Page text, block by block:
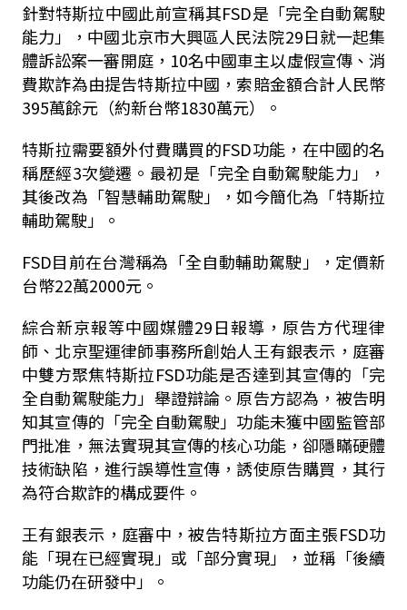
針對特斯拉中國此前宣稱其FSD是「完全自動駕駛
能力」，中國北京市大興區人民法院29日就一起集
體訴訟案一審開庭，10名中國車主以虛假宣傳、消
費欺詐為由提告特斯拉中國，索賠金額合計人民幣
395萬餘元（約新台幣1830萬元）。
特斯拉需要額外付費購買的FSD功能，在中國的名
稱歷經3次變遷。最初是「完全自動駕駛能力」，
其後改為「智慧輔助駕駛」，如今簡化為「特斯拉
輔助駕駛」。
FSD目前在台灣稱為「全自動輔助駕駛」，定價新
台幣22萬2000元。
綜合新京報等中國媒體29日報導，原告方代理律
師、北京聖運律師事務所創始人王有銀表示，庭審
中雙方聚焦特斯拉FSD功能是否達到其宣傳的「完
全自動駕駛能力」舉證辯論。原告方認為，被告明
知其宣傳的「完全自動駕駛」功能未獲中國監管部
門批准，無法實現其宣傳的核心功能，卻隱瞞硬體
技術缺陷，進行誤導性宣傳，誘使原告購買，其行
為符合欺詐的構成要件。
王有銀表示，庭審中，被告特斯拉方面主張FSD功
能「現在已經實現」或「部分實現」，並稱「後續
功能仍在研發中」。